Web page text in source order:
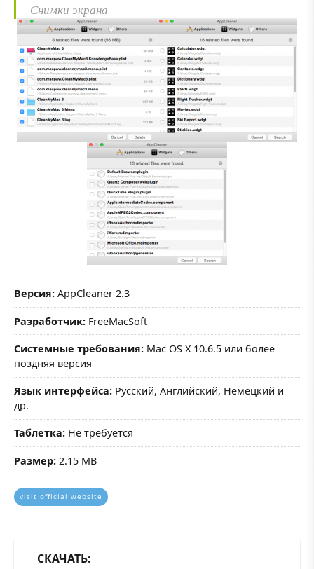
Снимки экрана
Версия: AppCleaner 2.3
Разработчик: FreeMacSoft
Системные требования: Mac OS X 10.6.5 или более
поздняя версия
Язык интерфейса: Русский, Английский, Немецкий и
др.
Таблетка: Не требуется
Размер: 2.15 MB
visit official website
СКАЧАТЬ: